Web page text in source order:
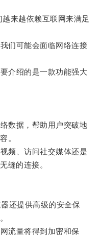
来越依赖互联网来满足
们可能会面临网络连接
绍的是一款功能强大
数据，帮助用户突破地
。
、访问社交媒体还是
缝的连接。
还提供高级的安全保
流量将得到加密和保